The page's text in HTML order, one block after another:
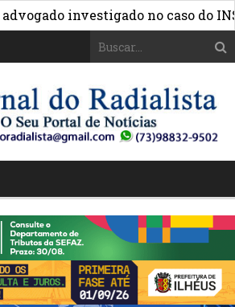
investigado no caso do INSS »